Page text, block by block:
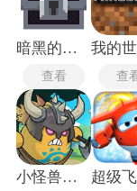
材的RPG探索卡牌
角色故事，搭配丰
险类手游，在未知
调联机合作。
暗黑的像素地牢
查看 查
小怪兽别跑